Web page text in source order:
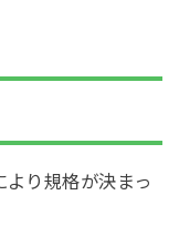
り規格が決まっ